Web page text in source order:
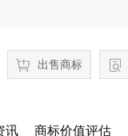
出售商标
讯 商标价值评估